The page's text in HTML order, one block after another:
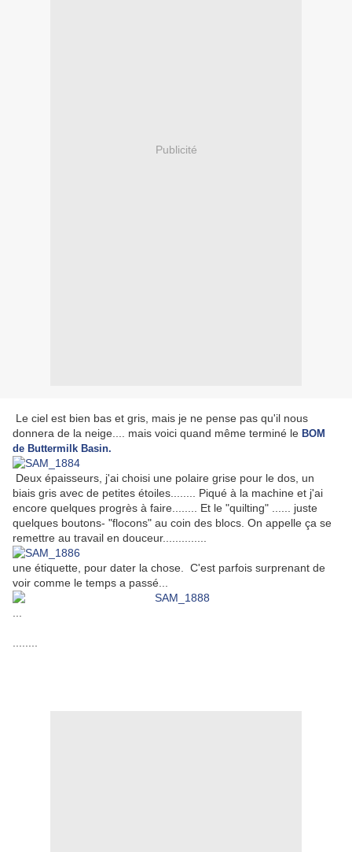
Publicité
Le ciel est bien bas et gris, mais je ne pense pas qu'il nous
donnera de la neige.... mais voici quand même terminé le BOM
de Buttermilk Basin.
Deux épaisseurs, j'ai choisi une polaire grise pour le dos, un
biais gris avec de petites étoiles........ Piqué à la machine et j'ai
encore quelques progrès à faire........ Et le "quilting" ...... juste
quelques boutons- "flocons" au coin des blocs. On appelle ça se
remettre au travail en douceur..............
une étiquette, pour dater la chose. C'est parfois surprenant de
voir comme le temps a passé...